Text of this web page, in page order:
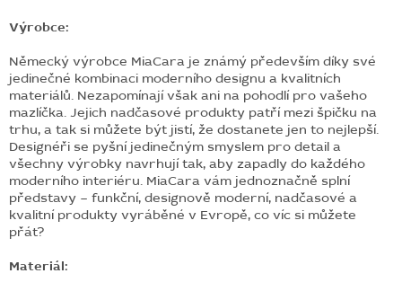
Výrobce:
Německý výrobce MiaCara je známý především díky své
jedinečné kombinaci moderního designu a kvalitních
materiálů. Nezapomínají však ani na pohodlí pro vašeho
mazlíčka. Jejich nadčasové produkty patří mezi špičku na
trhu, a tak si můžete být jistí, že dostanete jen to nejlepší.
Designéři se pyšní jedinečným smyslem pro detail a
všechny výrobky navrhují tak, aby zapadly do každého
moderního interiéru. MiaCara vám jednoznačně splní
představy – funkční, designově moderní, nadčasové a
kvalitní produkty vyráběné v Evropě, co víc si můžete
přát?
Materiál: